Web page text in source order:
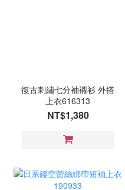
復古刺繡七分袖襯衫 外搭
上衣616313
NT$1,380